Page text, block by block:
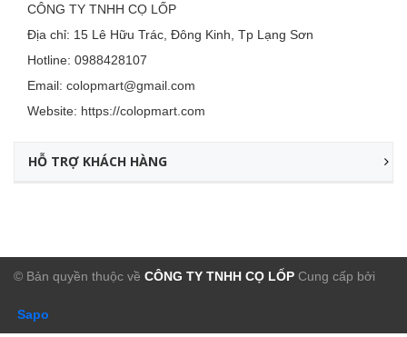
CÔNG TY TNHH CỌ LỐP
Địa chỉ: 15 Lê Hữu Trác, Đông Kinh, Tp Lạng Sơn
Hotline: 0988428107
Email: colopmart@gmail.com
Website: https://colopmart.com
HỖ TRỢ KHÁCH HÀNG
© Bản quyền thuộc về CÔNG TY TNHH CỌ LỐP Cung cấp bởi
Sapo